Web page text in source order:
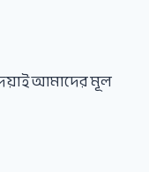
আমাদের মূল